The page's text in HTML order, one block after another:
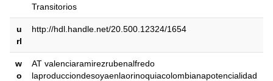
Transitorios
u
rl
http://hdl.handle.net/20.500.12324/1654
w
o
AT valenciaramirezrubenalfredo
laproducciondesoyaenlaorinoquiacolombianapotencialidad